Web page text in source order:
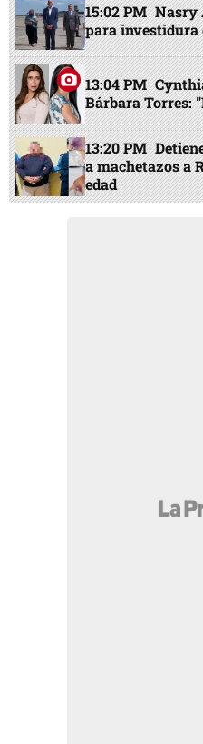
15:02 PM Nasry
para investidura
13:04 PM
Bárbara Torres:
13:20 PM
a machetazos a
edad